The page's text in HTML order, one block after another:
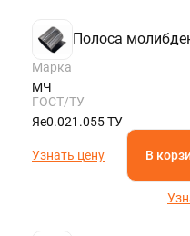
Полоса
Марка
МЧ
ГОСТ/ТУ
Яе0.021.055 ТУ
Узнать цену В